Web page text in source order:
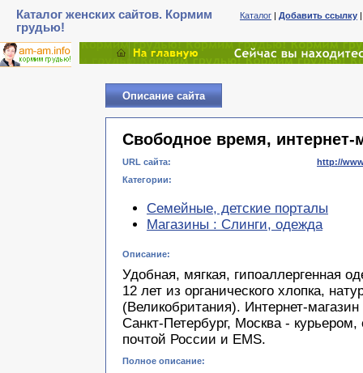
Каталог женских сайтов. Кормим
грудью!
Каталог | Добавить ссылку
Описание сайта
Свободное время, интернет-
URL сайта:
http://
Категории:
Семейные, детские порталы
Магазины : Слинги, одежда
Описание:
Удобная, мягкая, гипоаллергенная
12 лет из органического хлопка,
(Великобритания). Интернет-
Санкт-Петербург, Москва -
почтой России и EMS.
Полное описание: